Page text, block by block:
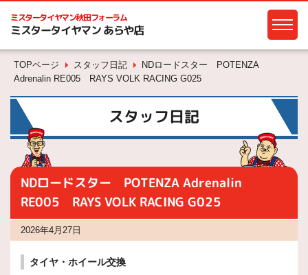
ミスタータイヤマン秋田フォーラム
ミスタータイヤマン あらや店
TOPページ スタッフ日記
NDロードスター POTENZA
Adrenalin RE005 RAYS VOLK RACING G025
スタッフ日記
NDロードスター POTENZA Adrenalin
RE005 RAYS VOLK RACING G025
2026年4月27日
タイヤ・ホイール交換